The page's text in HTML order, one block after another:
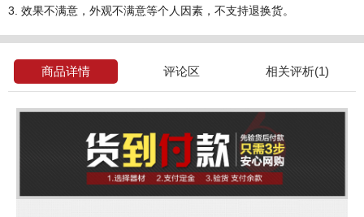
3. 效果不满意，外观不满意等个人因素，不支持退换货。
商品详情 评论区 相关评析(1)